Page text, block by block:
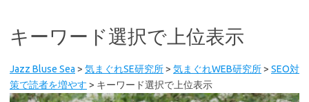
キーワード選択で上位表示
Jazz Bluse Sea > 気まぐれSE研究所> 気まぐれWEB研究所> SEO対
策で読者を増やす > キーワード選択で上位表示